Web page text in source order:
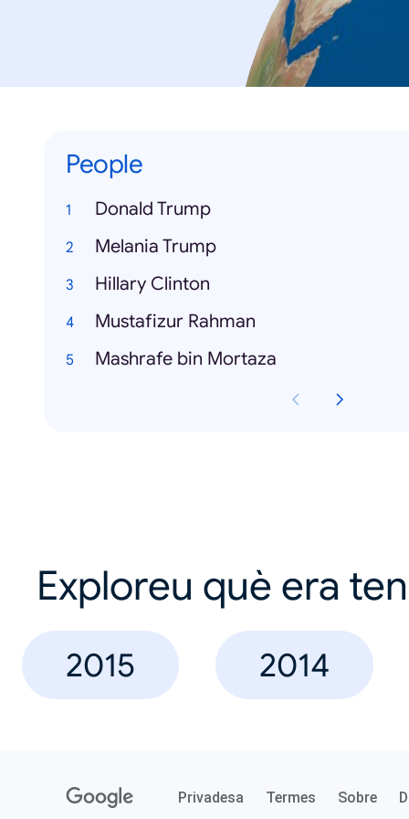
People
Donald Trump
Melania Trump
Hillary Clinton
Mustafizur Rahman
Mashrafe bin Mortaza
Exploreu què era
2015 2014
Privadesa Termes Sobre